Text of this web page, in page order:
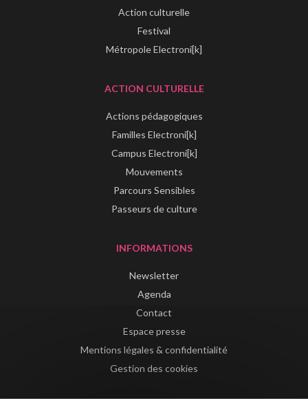
Action culturelle
Festival
Métropole Electroni[k]
ACTION CULTURELLE
Actions pédagogiques
Familles Electroni[k]
Campus Electroni[k]
Mouvements
Parcours Sensibles
Passeurs de culture
INFORMATIONS
Newsletter
Agenda
Contact
Espace presse
Mentions légales & confidentialité
Gestion des cookies